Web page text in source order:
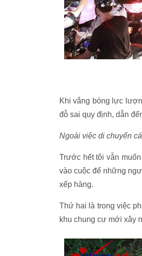
Khi vắng bóng lực
đỗ sai quy định, dẫn
Ngoài việc di chuyển
Trước hết tôi vẫn
vào cuộc để những
xếp hàng.
Thứ hai là trong việc
khu chung cư mới xây